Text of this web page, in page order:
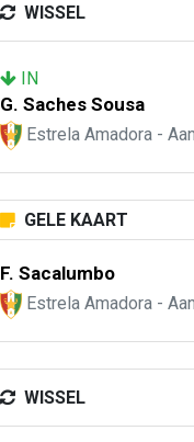
WISSEL
IN
G. Saches Sousa
Estrela Amadora -
GELE KAART
F. Sacalumbo
Estrela Amadora -
WISSEL